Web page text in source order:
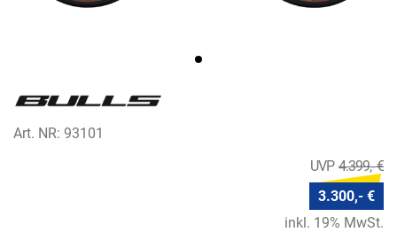
Art. NR: 93101
4.399,- €
3.300,- €
inkl. 19% MwSt.